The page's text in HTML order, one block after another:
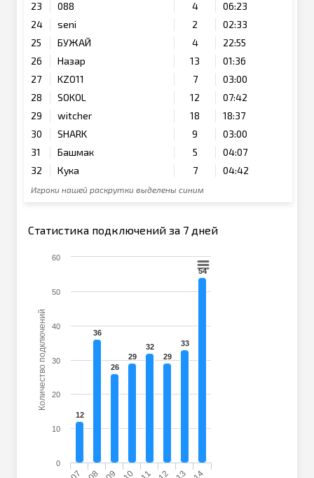
23
088 4
06:23
24
seni 2
02:33
25
БУЖАЙ 4
22:55
26
Назар 13
01:36
27
KZO11 7
03:00
28
SOKOL 12
07:42
29
witcher 18
18:37
30
SHARK 9
03:00
31
Башмак 5
04:07
32
Кука 7 04:42
Игроки нашей раскрутки выделены синим
Статистика подключений за 7 дней
Количество подключений
12
36
26
29
32
29
33
54
0
10
20
30
40
50
60